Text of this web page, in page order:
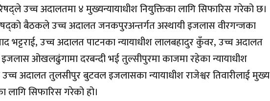
उच्च अदालतमा ४ मुख्यन्यायाधीश नियुक्तिका लागि सिफारिस गरेको छ।
बैठकले उच्च अदालत जनकपुरअन्तर्गत अस्थायी इजलास वीरगन्जका
भट्टराई, उच्च अदालत पाटनका न्यायाधीश लालबहादुर कुँवर, उच्च अदालत
इजलास ओखलढुंगामा दरबन्दी भई तुल्सीपुरमा काजमा रहेका न्यायाधीश
उच्च अदालत तुलसीपुर बुटवल इजलासका न्यायाधीश राजेश्वर तिवारीलाई मुख्य
लागि सिफारिस गरेको हो।